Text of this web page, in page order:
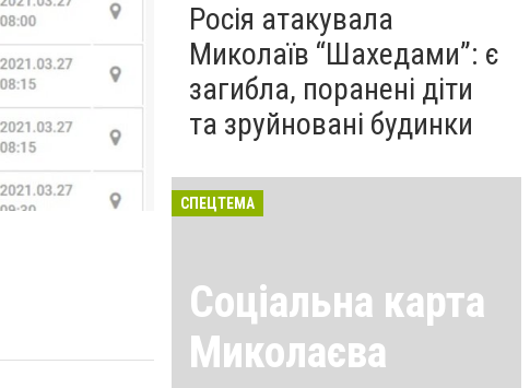
Росія атакувала
Миколаїв “Шахедами”: є
загибла, поранені діти
та зруйновані будинки
СПЕЦТЕМА
Соціальна карта
Миколаєва